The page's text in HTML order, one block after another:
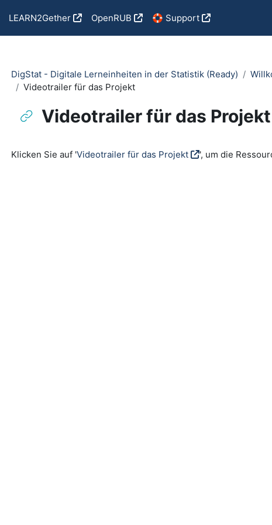
LEARN2Gether OpenRUB 🛟 Support
DigStat - Digitale Lerneinheiten in der Statistik (Ready)
Videotrailer für das Projekt
Videotrailer für das Projekt
Klicken Sie auf 'Videotrailer für das Projekt ', um die